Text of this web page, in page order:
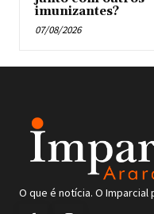
imunizantes?
07/08/2026
O que é notícia. O Imparcial